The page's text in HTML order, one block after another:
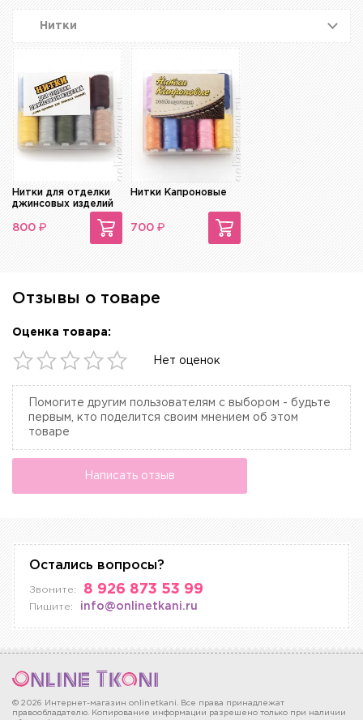
Нитки
Нитки для отделки
джинсовых изделий
800 ₽
Нитки Капроновые
700 ₽
Отзывы о товаре
Оценка товара:
Нет оценок
Помогите другим пользователям с выбором - будьте
первым, кто поделится своим мнением об этом
товаре
Написать отзыв
Остались вопросы?
Звоните: 8 926 873 53 99
Пишите: info@onlinetkani.ru
© 2026 Интернет-магазин onlinetkani. Все права принадлежат
правообладателю. Копирование информации разрешено только при наличии